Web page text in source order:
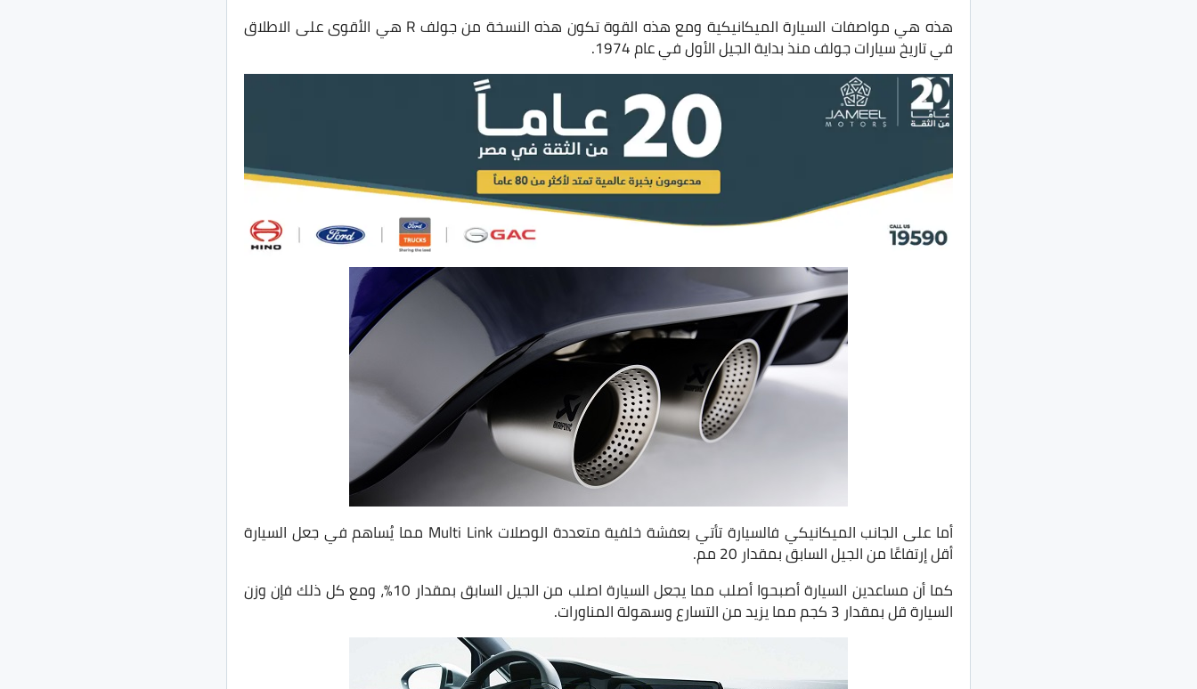
هذه هي مواصفات السيارة الميكانيكية ومع هذه القوة تكون هذه النسخة من جولف R هي الأقوى على الاطلاق
في تاريخ سيارات جولف منذ بداية الجيل الأول في عام 1974.
أما على الجانب الميكانيكي فالسيارة تأتي بعفشة خلفية متعددة الوصلات Multi Link مما يُساهم في جعل السيارة
أقل إرتفاعًا من الجيل السابق بمقدار 20 مم.
كما أن مساعدين السيارة أصبحوا أصلب مما يجعل السيارة اصلب من الجيل السابق بمقدار 10%، ومع كل ذلك فإن وزن
السيارة قل بمقدار 3 كجم مما يزيد من التسارع وسهولة المناورات.